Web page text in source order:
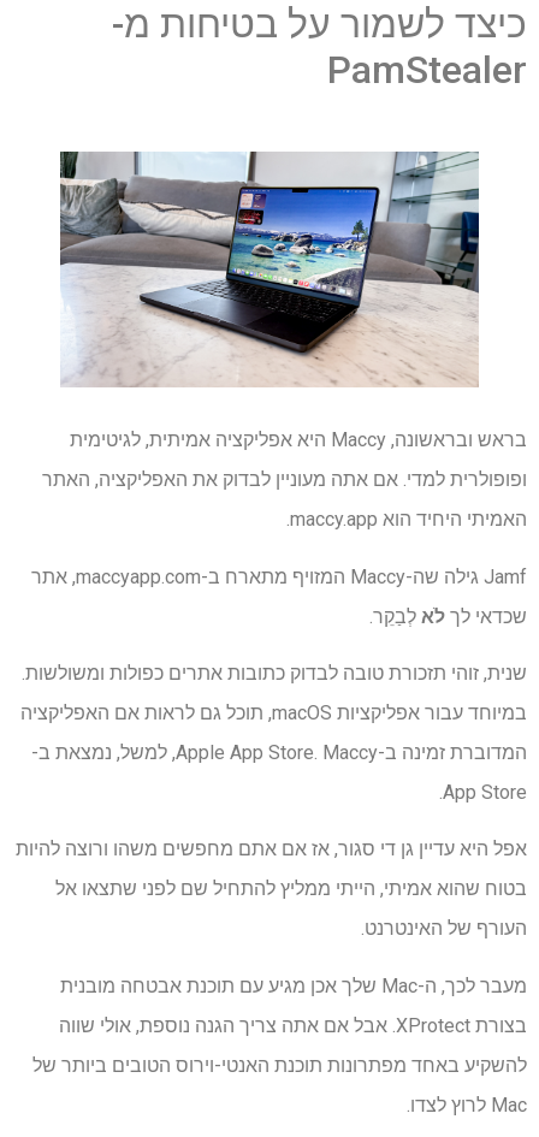
כיצד לשמור על בטיחות מ-
PamStealer
בראש ובראשונה, Maccy היא אפליקציה אמיתית, לגיטימית
ופופולרית למדי. אם אתה מעוניין לבדוק את האפליקציה, האתר
האמיתי היחיד הוא maccy.app.
Jamf גילה שה-Maccy המזויף מתארח ב-maccyapp.com, אתר
שכדאי לך לֹא לְבַקֵר.
שנית, זוהי תזכורת טובה לבדוק כתובות אתרים כפולות ומשולשות.
במיוחד עבור אפליקציות macOS, תוכל גם לראות אם האפליקציה
המדוברת זמינה ב-Apple App Store. Maccy, למשל, נמצאת ב-
App Store.
אפל היא עדיין גן די סגור, אז אם אתם מחפשים משהו ורוצה להיות
בטוח שהוא אמיתי, הייתי ממליץ להתחיל שם לפני שתצאו אל
העורף של האינטרנט.
מעבר לכך, ה-Mac שלך אכן מגיע עם תוכנת אבטחה מובנית
בצורת XProtect. אבל אם אתה צריך הגנה נוספת, אולי שווה
להשקיע באחד מפתרונות תוכנת האנטי-וירוס הטובים ביותר של
Mac לרוץ לצדו.